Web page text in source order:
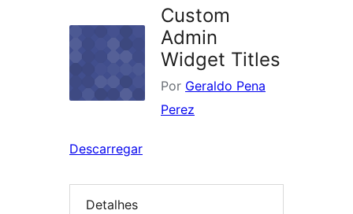
Custom
Admin
Widget Titles
Por Geraldo Pena
Perez
Descarregar
Detalhes